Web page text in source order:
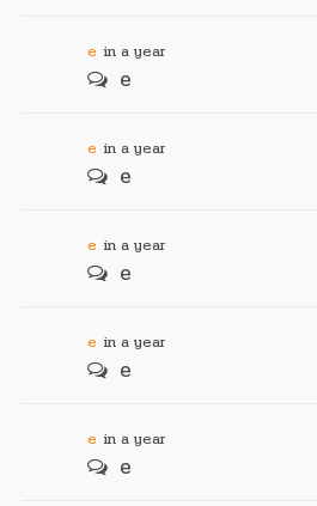
e in a year
e
e in a year
e
e in a year
e
e in a year
e
e in a year
e